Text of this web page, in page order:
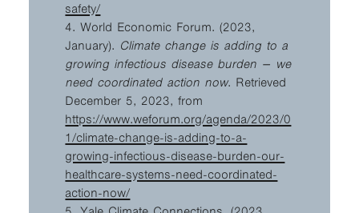
safety/
4. World Economic Forum. (2023,
January). Climate change is adding to a
growing infectious disease burden – we
need coordinated action now. Retrieved
December 5, 2023, from
https://www.weforum.org/agenda/2023/0
1/climate-change-is-adding-to-a-
growing-infectious-disease-burden-our-
healthcare-systems-need-coordinated-
action-now/